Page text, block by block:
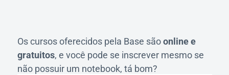
Os cursos oferecidos pela Base sãoonline e
gratuitos, e você pode se inscrever mesmo se
não possuir um notebook, tá bom?